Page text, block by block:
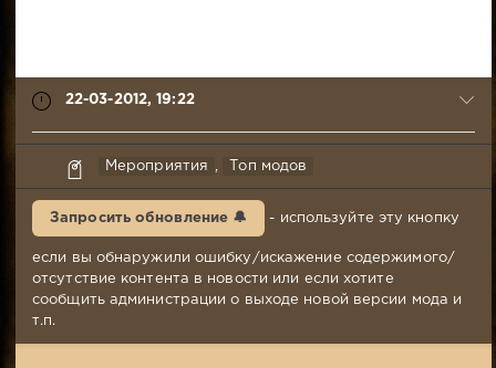
22-03-2012, 19:22
TRiOLD
22-
19:22
77
Мероприятия Топ модов
Запросить обновление 🔔 - используйте эту кнопку
если вы обнаружили ошибку/искажение содержимого/
отсутствие контента в новости или если хотите
сообщить администрации о выходе новой версии мода и
т.п.